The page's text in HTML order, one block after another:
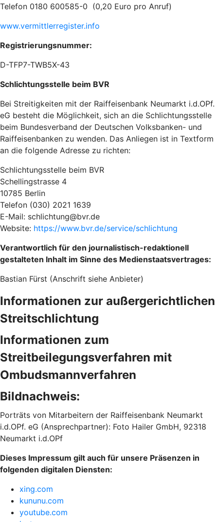
Telefon 0180 600585-0 (0,20 Euro pro Anruf)
www.vermittlerregister.info
Registrierungsnummer:
D-TFP7-TWB5X-43
Schlichtungsstelle beim BVR
Bei Streitigkeiten mit der Raiffeisenbank Neumarkt i.d.OPf.
eG besteht die Möglichkeit, sich an die Schlichtungsstelle
beim Bundesverband der Deutschen Volksbanken- und
Raiffeisenbanken zu wenden. Das Anliegen ist in Textform
an die folgende Adresse zu richten:
Schlichtungsstelle beim BVR
Schellingstrasse 4
10785 Berlin
Telefon (030) 2021 1639
E-Mail: schlichtung@bvr.de
Website: https://www.bvr.de/service/schlichtung
Verantwortlich für den journalistisch-redaktionell
gestalteten Inhalt im Sinne des Medienstaatsvertrages:
Bastian Fürst (Anschrift siehe Anbieter)
Informationen zur außergerichtlichen
Streitschlichtung
Informationen zum
Streitbeilegungsverfahren mit
Ombudsmannverfahren
Bildnachweis:
Porträts von Mitarbeitern der Raiffeisenbank Neumarkt
i.d.OPf. eG (Ansprechpartner): Foto Hailer GmbH, 92318
Neumarkt i.d.OPf
Dieses Impressum gilt auch für unsere Präsenzen in
folgenden digitalen Diensten:
xing.com
kununu.com
youtube.com